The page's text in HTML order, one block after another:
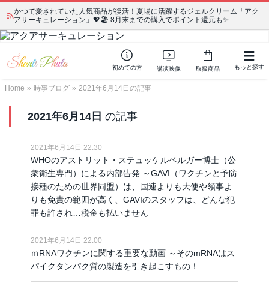
かつて愛されていた人気商品が復活！夏場に活躍するジェルクリーム「アク
アサーキュレーション」💖🏖️ 8月末までの購入でポイント還元も✨
宗教学講座 中級コース 第139回 明治以降の日本の闇３ 〜日本の黒幕た
ちの出自／在日が入り込むヤクザ／朝鮮進駐軍から始まったパチンコ利権
初めての方 講演映像 取扱商品 もっと探す
Home » 時事ブログ » 2021年6月14日の記事
2021年6月14日 の記事
2021年6月14日 22:30
WHOのアストリット・ステュッケルベルガー博士（公
衆衛生専門）による内部告発 ～GAVI（ワクチンと予防
接種のための世界同盟）は、国連よりも大使や領事よ
りも免責の範囲が高く、GAVIのスタッフは、どんな犯
罪も許され…税金も払いません
2021年6月14日 22:00
ｍRNAワクチンに関する重要な動画 ～そのmRNAはス
パイクタンパク質の製造を引き起こすもの！